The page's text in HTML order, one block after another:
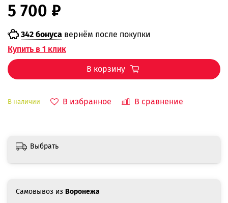
В наличии В избранное В сравнение
5 700 ₽
342 бонуса вернём после покупки
Купить в 1 клик
В корзину
Самовывоз из Воронежа
Выбрать